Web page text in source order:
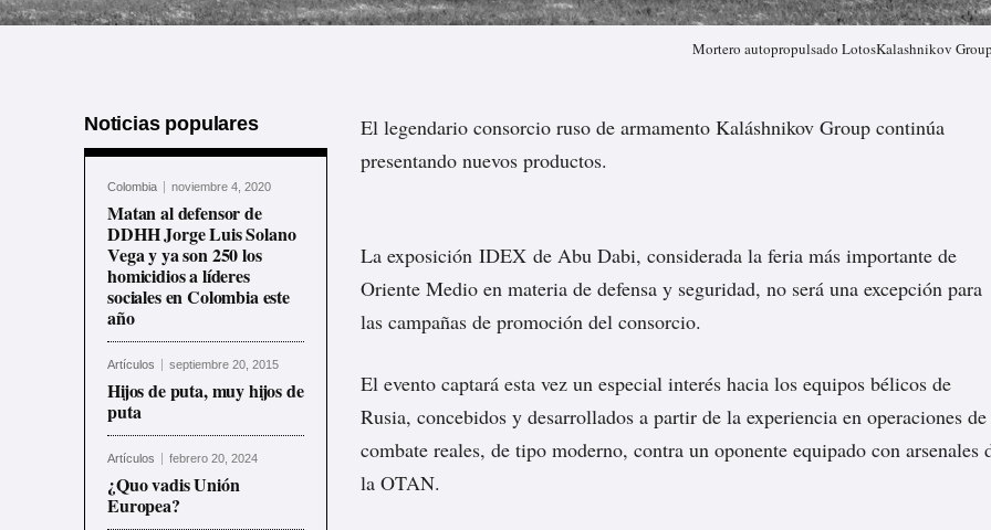
Mortero autopropulsado LotosKalashnikov
Noticias populares
Colombia noviembre 4, 2020
Matan al defensor de
DDHH Jorge Luis Solano
Vega y ya son 250 los
homicidios a líderes
sociales en Colombia este
año
Artículos septiembre 20, 2015
Hijos de puta, muy hijos de
puta
Artículos febrero 20, 2024
¿Quo vadis Unión
Europea?
El legendario consorcio ruso de armamento Kaláshnikov Group continúa
presentando nuevos productos.
La exposición IDEX de Abu Dabi, considerada la feria más importante de
Oriente Medio en materia de defensa y seguridad, no será una excepción para
las campañas de promoción del consorcio.
El evento captará esta vez un especial interés hacia los equipos bélicos de
Rusia, concebidos y desarrollados a partir de la experiencia en operaciones de
combate reales, de tipo moderno, contra un oponente equipado con arsenales
la OTAN.